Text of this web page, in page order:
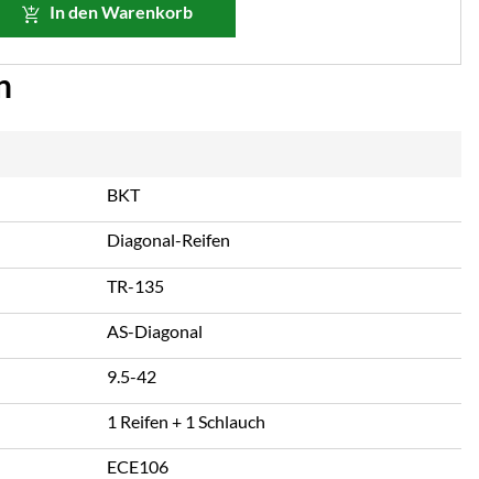
In den Warenkorb
BKT
Diagonal-Reifen
TR-135
AS-Diagonal
9.5-42
1 Reifen + 1 Schlauch
ECE106